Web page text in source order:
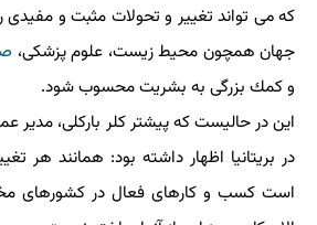
كه می تواند تغییر و تحولات مثبت و مفیدی
جهان همچون محیط زیست، علوم پزشكی،
و كمك بزرگی به بشریت محسوب شود.
این در حالیست كه پیشتر كلر باركلی، مدیر
در بریتانیا اظهار داشته بود: همانند هر
است كسب و كارهای فعال در كشورهای